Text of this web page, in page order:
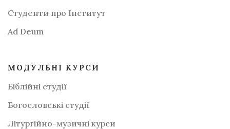
Студенти про Інститут
Аd Deum
МОДУЛЬНІ КУРСИ
Біблійні студії
Богословські студії
Літургійно-музичні курси